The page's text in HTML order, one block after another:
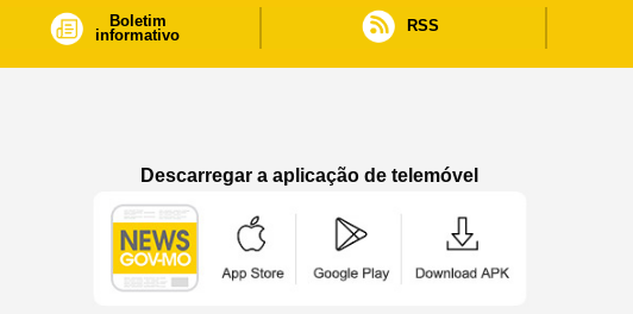
Boletim
informativo
RSS
Descarregar a aplicação de telemóvel